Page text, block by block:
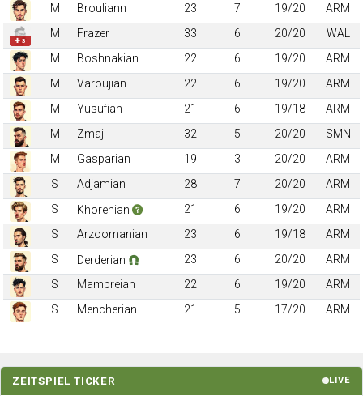
M
Brouliann 23 7 19/20 ARM
✚ 3
M Frazer 33 6 20/20
WAL
M
Boshnakian 22 6 19/20
ARM
M
Varoujian 22 6 19/20
ARM
M
Yusufian 21 6 19/18
ARM
M
Zmaj 32 5 20/20
SMN
M
Gasparian 19 3 20/20
ARM
S
Adjamian 28 7 20/20
ARM
S
Khorenian 21 6 19/20
ARM
S
Arzoomanian 23 6 19/18
ARM
S
Derderian 23 6 20/20
ARM
S
Mambreian 22 6 19/20
ARM
S
Mencherian 21 5 17/20 ARM
ZEITSPIEL TICKER LIVE